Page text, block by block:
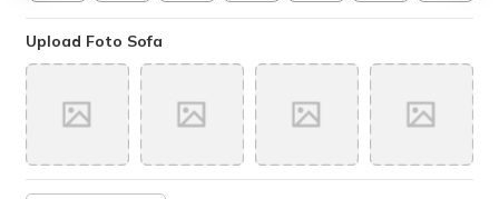
Upload Foto Sofa